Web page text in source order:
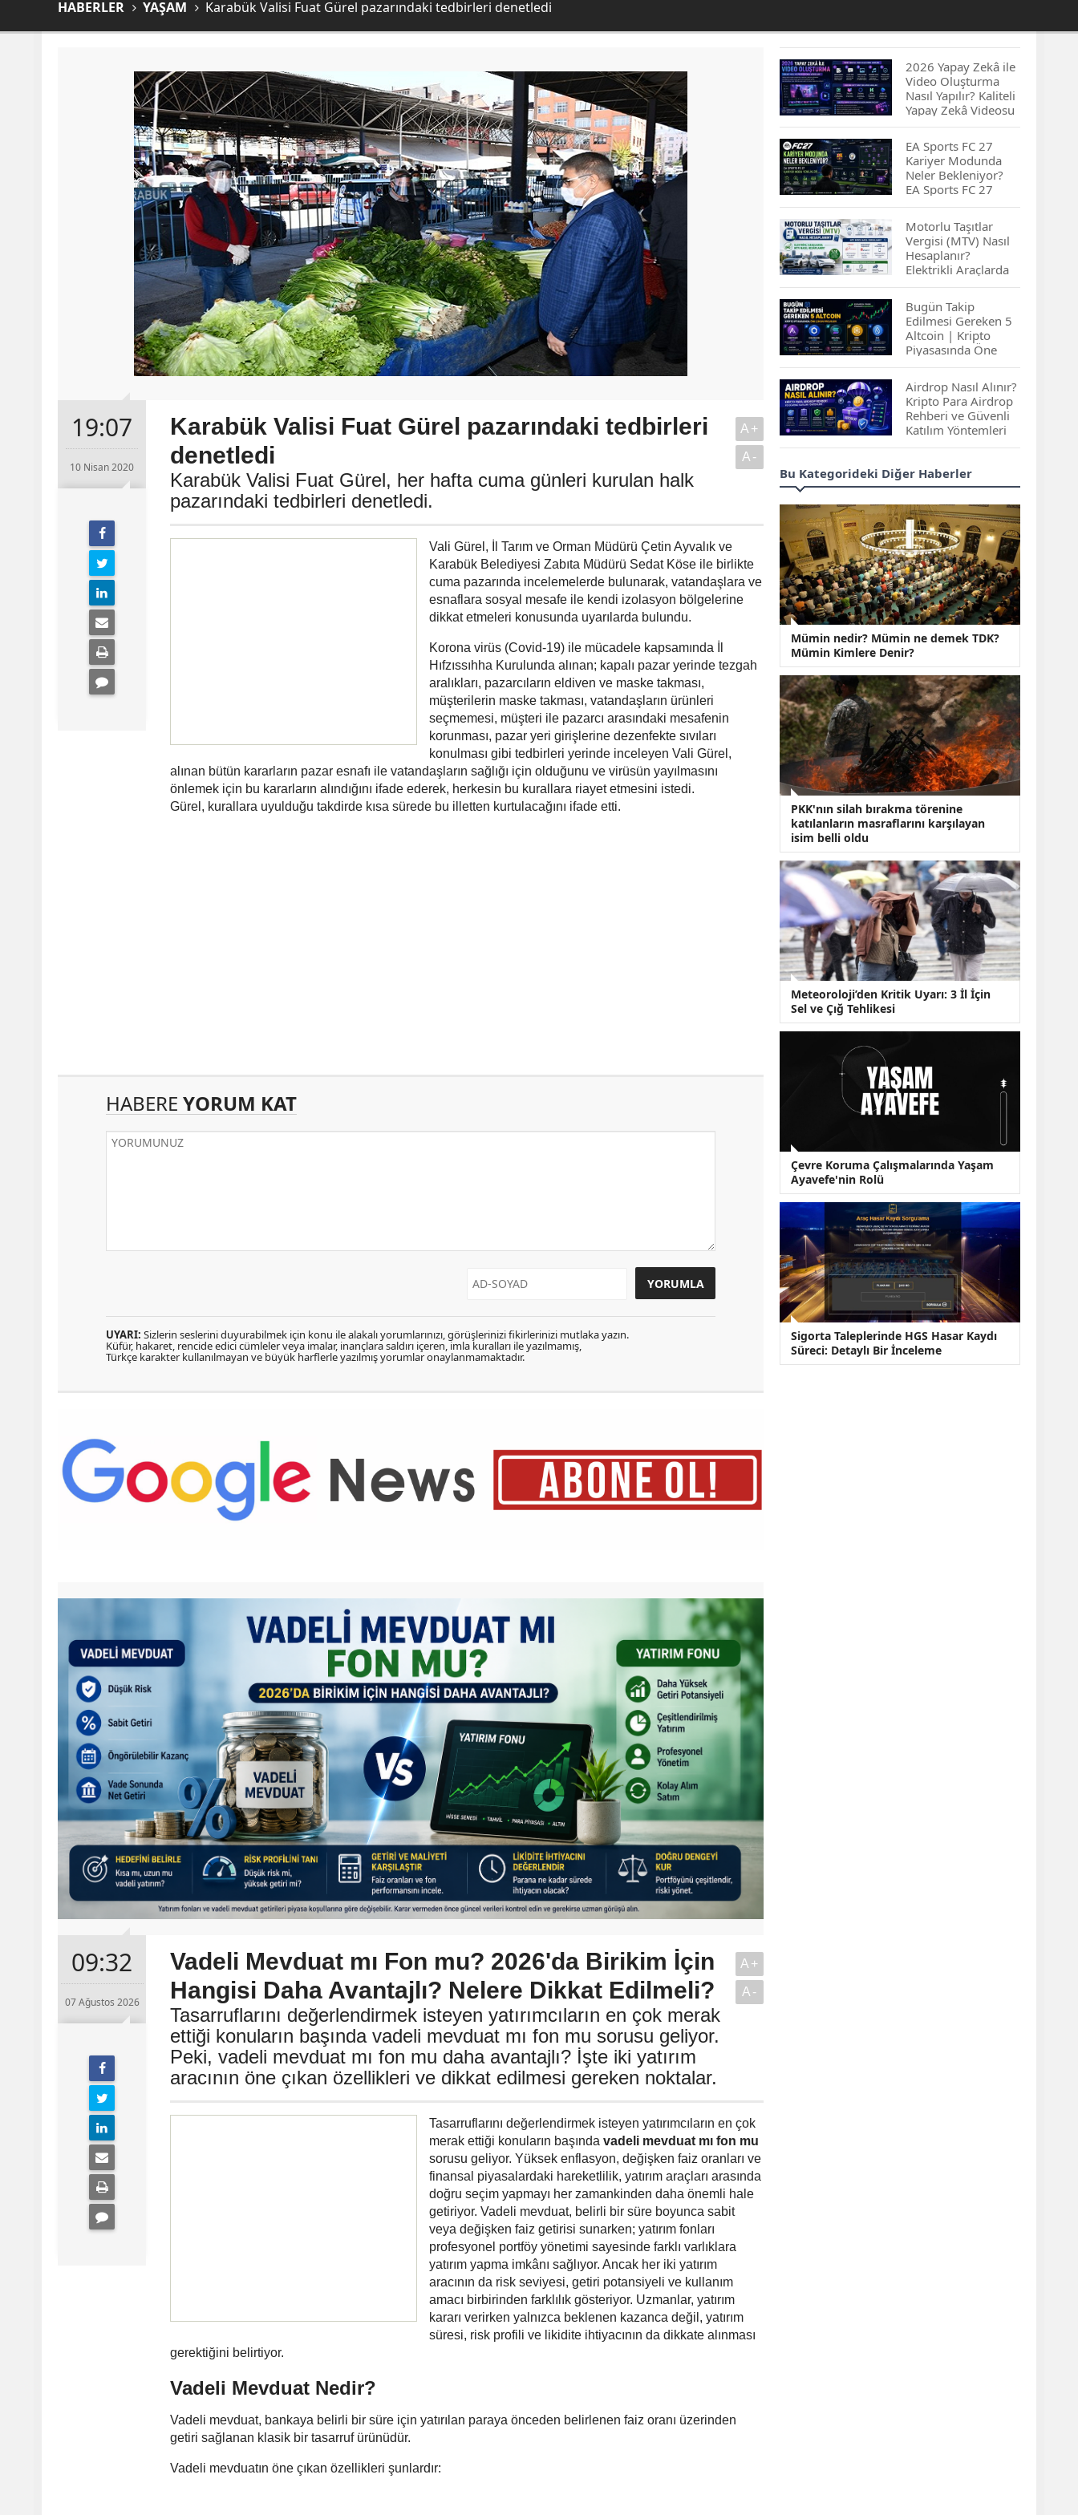
HABERLER YAŞAM Karabük Valisi Fuat Gürel pazarındaki tedbirleri denetledi
19:07
10 Nisan 2020
Karabük Valisi Fuat Gürel pazarındaki tedbirleri
denetledi
Karabük Valisi Fuat Gürel, her hafta cuma günleri kurulan halk
pazarındaki tedbirleri denetledi.
A+
A-
Vali Gürel, İl Tarım ve Orman Müdürü Çetin Ayvalık ve
Karabük Belediyesi Zabıta Müdürü Sedat Köse ile birlikte
cuma pazarında incelemelerde bulunarak, vatandaşlara ve
esnaflara sosyal mesafe ile kendi izolasyon bölgelerine
dikkat etmeleri konusunda uyarılarda bulundu.
Korona virüs (Covid-19) ile mücadele kapsamında İl
Hıfzıssıhha Kurulunda alınan; kapalı pazar yerinde tezgah
aralıkları, pazarcıların eldiven ve maske takması,
müşterilerin maske takması, vatandaşların ürünleri
seçmemesi, müşteri ile pazarcı arasındaki mesafenin
korunması, pazar yeri girişlerine dezenfekte sıvıları
konulması gibi tedbirleri yerinde inceleyen Vali Gürel,
alınan bütün kararların pazar esnafı ile vatandaşların sağlığı için olduğunu ve virüsün yayılmasını
önlemek için bu kararların alındığını ifade ederek, herkesin bu kurallara riayet etmesini istedi.
Gürel, kurallara uyulduğu takdirde kısa sürede bu illetten kurtulacağını ifade etti.
HABERE YORUM KAT
UYARI: Sizlerin seslerini duyurabilmek için konu ile alakalı yorumlarınızı, görüşlerinizi fikirlerinizi mutlaka yazın.
Küfür, hakaret, rencide edici cümleler veya imalar, inançlara saldırı içeren, imla kuralları ile yazılmamış,
Türkçe karakter kullanılmayan ve büyük harflerle yazılmış yorumlar onaylanmamaktadır.
09:32
07 Ağustos 2026
Vadeli Mevduat mı Fon mu? 2026'da Birikim İçin
Hangisi Daha Avantajlı? Nelere Dikkat Edilmeli?
Tasarruflarını değerlendirmek isteyen yatırımcıların en çok merak
ettiği konuların başında vadeli mevduat mı fon mu sorusu geliyor.
Peki, vadeli mevduat mı fon mu daha avantajlı? İşte iki yatırım
aracının öne çıkan özellikleri ve dikkat edilmesi gereken noktalar.
A+
A-
Tasarruflarını değerlendirmek isteyen yatırımcıların en çok
merak ettiği konuların başında vadeli mevduat mı fon mu
sorusu geliyor. Yüksek enflasyon, değişken faiz oranları ve
finansal piyasalardaki hareketlilik, yatırım araçları arasında
doğru seçim yapmayı her zamankinden daha önemli hale
getiriyor. Vadeli mevduat, belirli bir süre boyunca sabit
veya değişken faiz getirisi sunarken; yatırım fonları
profesyonel portföy yönetimi sayesinde farklı varlıklara
yatırım yapma imkânı sağlıyor. Ancak her iki yatırım
aracının da risk seviyesi, getiri potansiyeli ve kullanım
amacı birbirinden farklılık gösteriyor. Uzmanlar, yatırım
kararı verirken yalnızca beklenen kazanca değil, yatırım
süresi, risk profili ve likidite ihtiyacının da dikkate alınması
gerektiğini belirtiyor.
Vadeli Mevduat Nedir?
Vadeli mevduat, bankaya belirli bir süre için yatırılan paraya önceden belirlenen faiz oranı üzerinden
getiri sağlanan klasik bir tasarruf ürünüdür.
Vadeli mevduatın öne çıkan özellikleri şunlardır:
2026 Yapay Zekâ ile
Video Oluşturma
Nasıl Yapılır? Kaliteli
Yapay Zekâ Videosu
Hazırlamanın
İpuçları...
EA Sports FC 27
Kariyer Modunda
Neler Bekleniyor?
EA Sports FC 27
Kariyer Modu
Yenilikleri…
Motorlu Taşıtlar
Vergisi (MTV) Nasıl
Hesaplanır?
Elektrikli Araçlarda
MTV Nasıl
Hesaplanır? MTV
Borcu Nasıl
Sorgulanır?
Bugün Takip
Edilmesi Gereken 5
Altcoin | Kripto
Piyasasında Öne
Çıkan Projeler
Airdrop Nasıl Alınır?
Kripto Para Airdrop
Rehberi ve Güvenli
Katılım Yöntemleri
Spot ve Vadeli İşlem
Arasındaki Farklar |
İçin Daha Uygun?
ABD-İran Anlaşması
Sonrası Altın Rekora
Koştu, Petrol
Fiyatları Sert Düştü
Temmuz 2026 Maaş
Zammı Netleşiyor!
Memur, Emekli ve
Sosyal Yardımlarda
Yeni Oranlar
KOSGEB’den
KOBİ’lere Dev
Finansman Hamlesi:
36 Ay Vadeli 30
Milyon TL Destek
Emekli Maaşlarında
Temmuz Hesabı:
Zam Oranı ve Taban
Aylık İçin Yeni
Bu Kategorideki Diğer Haberler
Mümin nedir? Mümin ne demek TDK?
Mümin Kimlere Denir?
PKK'nın silah bırakma törenine
katılanların masraflarını karşılayan
isim belli oldu
Meteoroloji’den Kritik Uyarı: 3 İl İçin
Sel ve Çığ Tehlikesi
Çevre Koruma Çalışmalarında Yaşam
Ayavefe'nin Rolü
Sigorta Taleplerinde HGS Hasar Kaydı
Süreci: Detaylı Bir İnceleme